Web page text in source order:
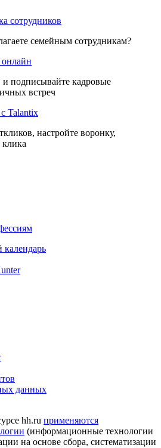
сотрудников
семейным сотрудникам?
и подписывайте кадровые
встреч
Talantix
настройте воронку,
клика
данных
hh.ru применяются
(информационные технологии
на основе сбора, систематизации